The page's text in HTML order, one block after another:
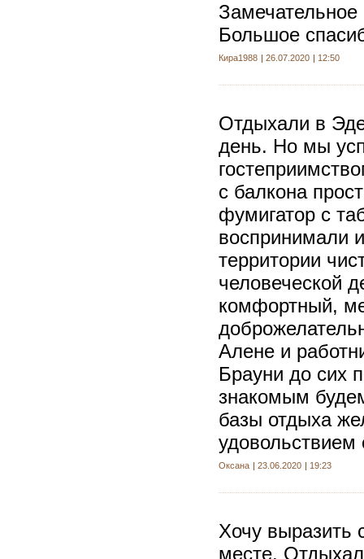
Замечательное
Большое
Кира1988 26.07.2020 12:50
Отдыхали в
день. Но мы
с балкона
фумигатор с
воспринимали
территории
человеческой
комфортный,
Алене и
Брауни до сих
знакомым
базы отдыха
Оксана 23.06.2020 19:23
Хочу выразить
месте.